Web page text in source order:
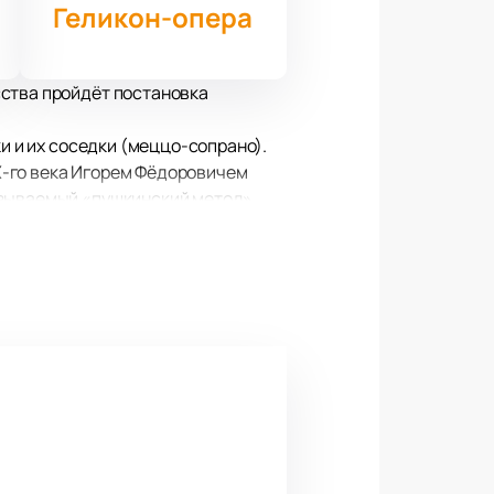
Геликон-опера
пройдёт постановка
и их соседки (меццо-сопрано).
века Игорем Фёдоровичем
«пушкинский метод»,